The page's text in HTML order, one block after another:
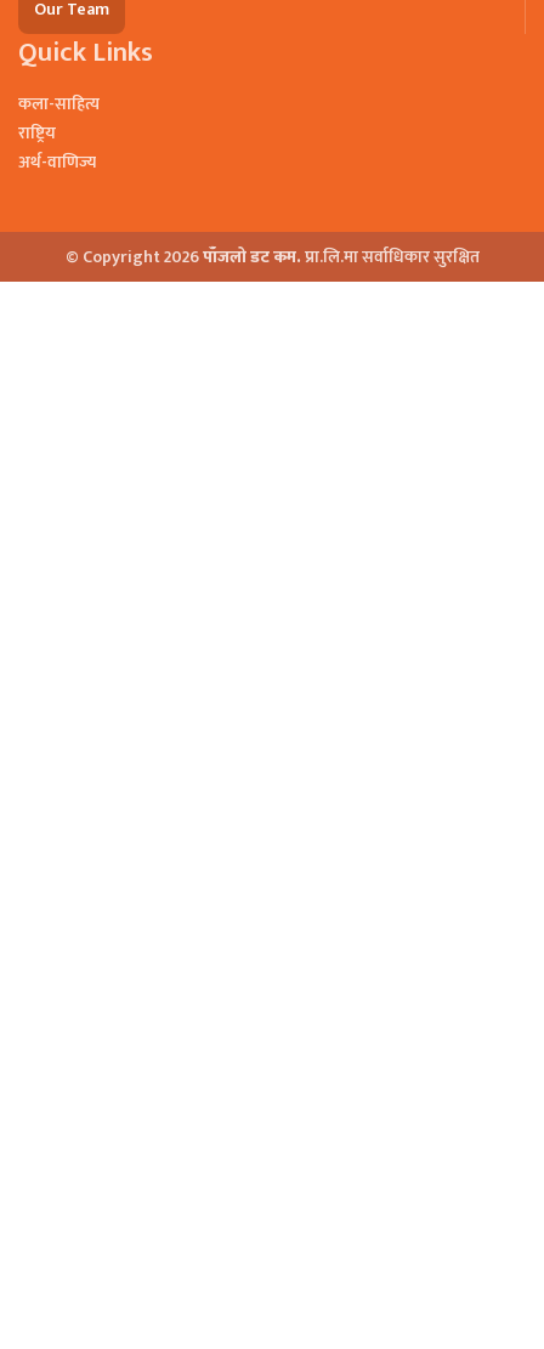
Our Team
Quick Links
कला-साहित्य
राष्ट्रिय
अर्थ-वाणिज्य
© Copyright 2026पाँजलो डट कम.प्रा.लि.मा सर्वाधिकार सुरक्षित